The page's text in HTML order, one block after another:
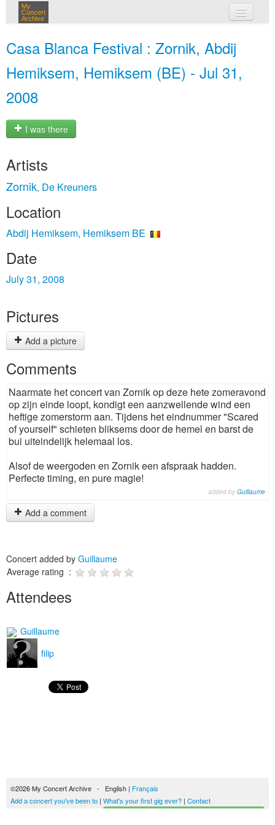
My
Concert
Archive
Casa Blanca Festival : Zornik, Abdij
Hemiksem, Hemiksem (BE) - Jul 31,
2008
I was there
Artists
Zornik, De Kreuners
Location
Abdij Hemiksem, Hemiksem BE
Date
July 31, 2008
Pictures
Add a picture
Comments
Naarmate het concert van Zornik op deze hete zomeravond
op zijn einde loopt, kondigt een aanzwellende wind een
heftige zomerstorm aan. Tijdens het eindnummer "Scared
of yourself" schieten bliksems door de hemel en barst de
bui uiteindelijk helemaal los.
Alsof de weergoden en Zornik een afspraak hadden.
Perfecte timing, en pure magie!
added by Guillaume
Add a comment
Concert added by Guillaume
Average rating :
Attendees
Guillaume
filip
©2026 My Concert Archive - English | Français
Add a concert you've been to | What's your first gig ever? | Contact